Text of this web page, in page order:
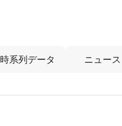
時系列データ ニュース